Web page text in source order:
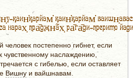
каин̇карйам̇ каин̇карйам̇
нарах̣ пра̄джн̃ах̣ ра̄га̄ди-прерито
человек постепенно гибнет, если
чувственному наслаждению,
с гибелью, если оставляет
Вишнуи вайшнавам.